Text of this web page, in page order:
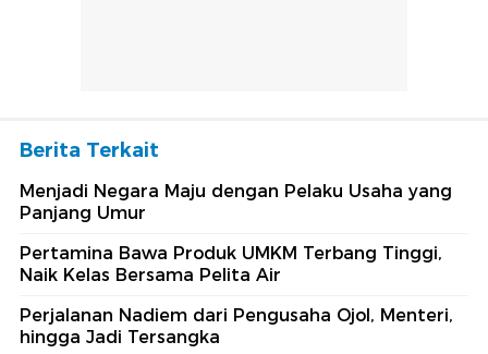
Berita Terkait
Menjadi Negara Maju dengan Pelaku Usaha yang
Panjang Umur
Pertamina Bawa Produk UMKM Terbang Tinggi,
Naik Kelas Bersama Pelita Air
Perjalanan Nadiem dari Pengusaha Ojol, Menteri,
hingga Jadi Tersangka